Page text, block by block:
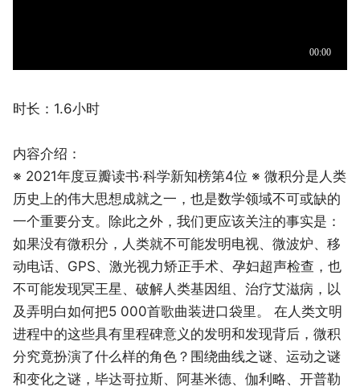
时长：1.6小时
内容介绍：
※ 2021年度豆瓣读书·科学新知榜第4位 ※ 微积分是人类
历史上的伟大思想成就之一，也是数学领域不可或缺的
一个重要分支。除此之外，我们更应该关注的事实是：
如果没有微积分，人类就不可能发明电视、微波炉、移
动电话、GPS、激光视力矫正手术、孕妇超声检查，也
不可能发现冥王星、破解人类基因组、治疗艾滋病，以
及弄明白如何把5 000首歌曲装进口袋里。 在人类文明
进程中的这些具有里程碑意义的发明和发现背后，微积
分究竟扮演了什么样的角色？围绕曲线之谜、运动之谜
和变化之谜，毕达哥拉斯、阿基米德、伽利略、开普勒